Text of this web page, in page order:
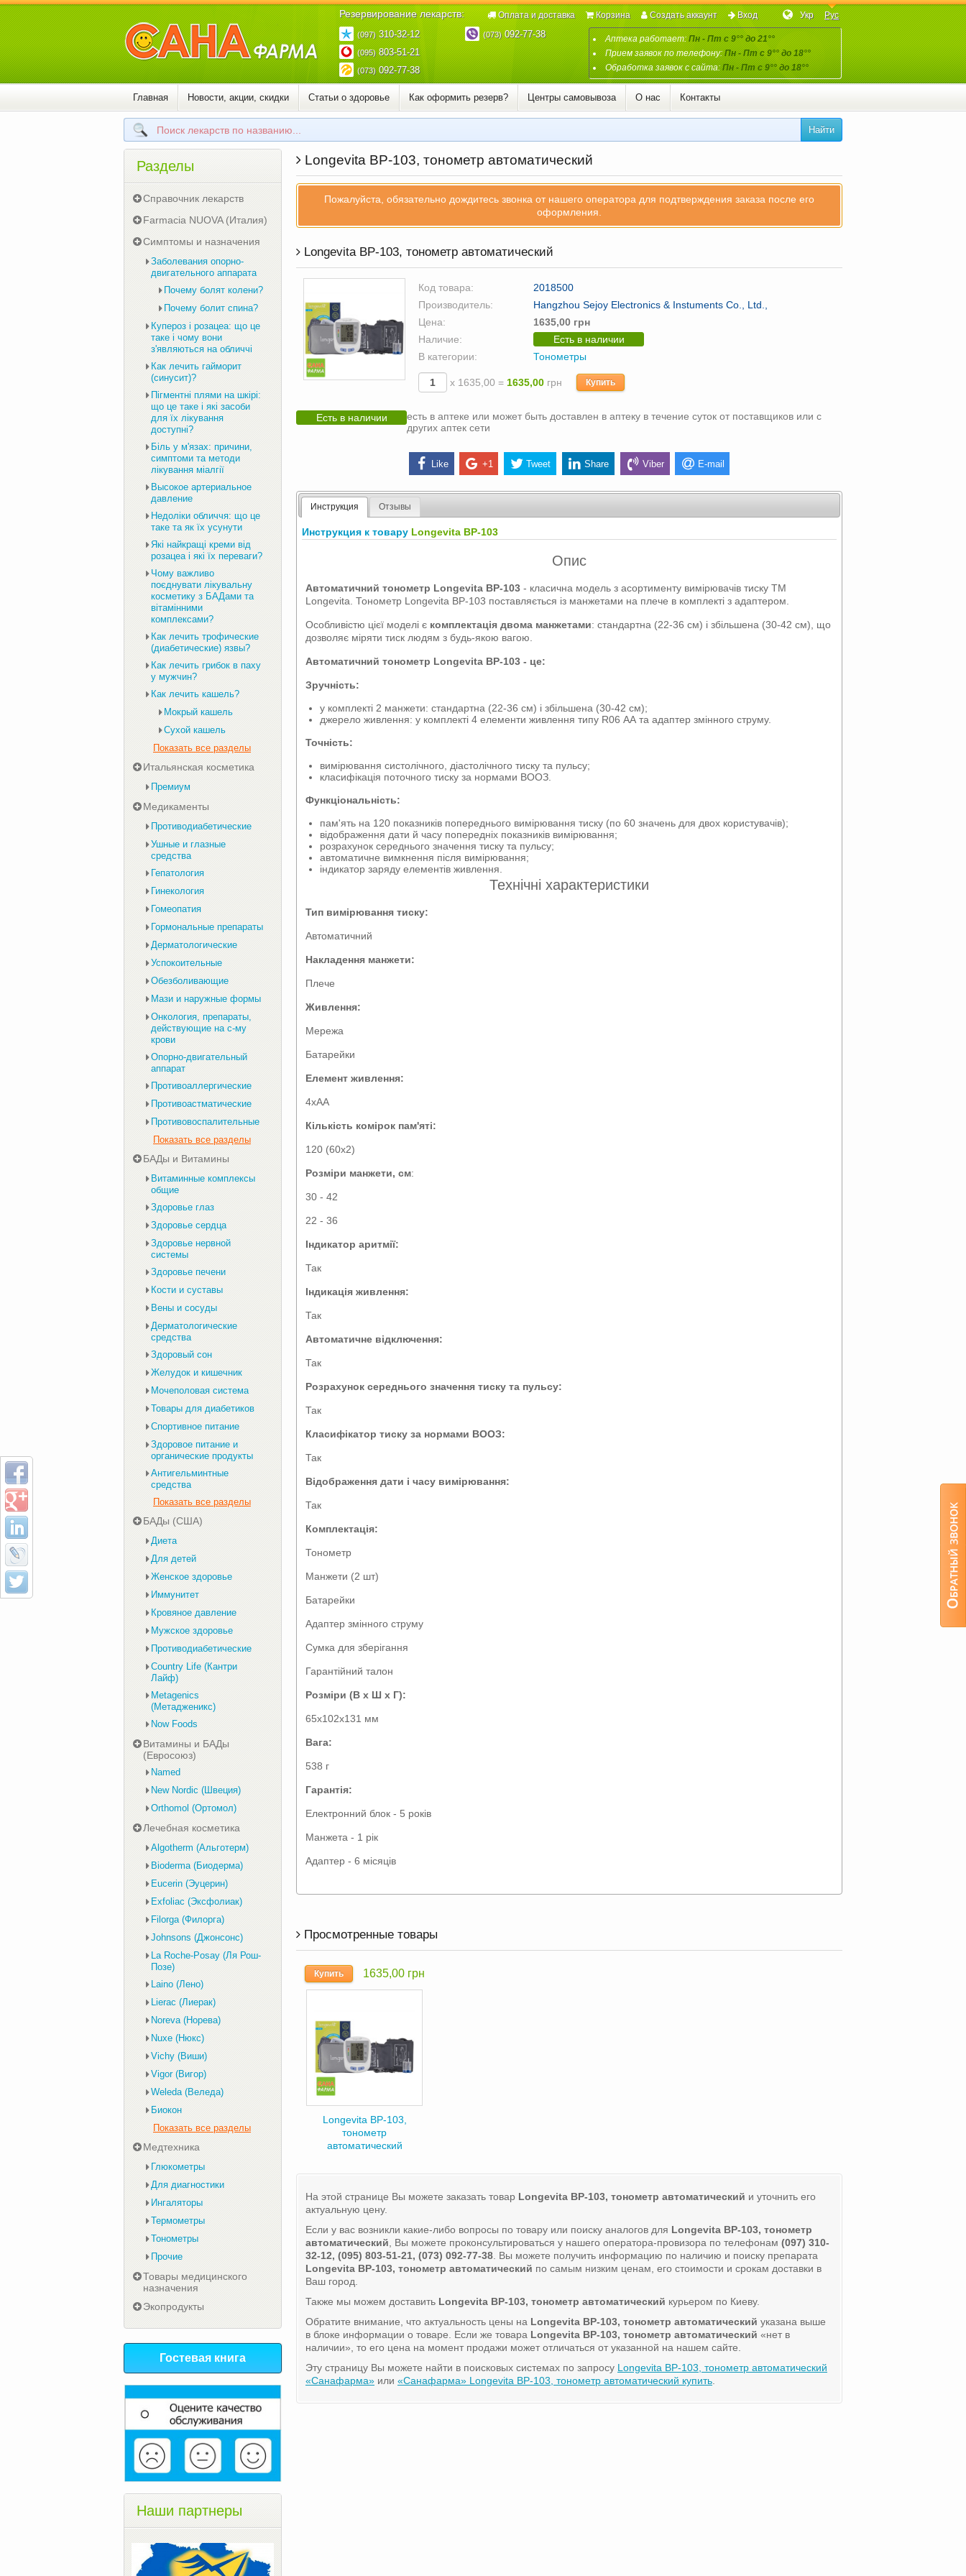
Резервирование лекарств:
(097)310-32-12
(095)803-51-21
(073)092-77-38
(073)092-77-38 Аптека работает:Пн - Пт с 9°° до 21°°
Прием заявок по телефону:Пн - Пт с 9°° до 18°°
Обработка заявок с сайта:Пн - Пт с 9°° до 18°°
Укр Рус
Оплата и доставка Корзина Создать аккаунт Вход
Главная Новости, акции, скидки Статьи о здоровье Как оформить резерв? Центры самовывоза О нас Контакты
Найти
Longevita BP-103, тонометр автоматический
Пожалуйста, обязательно дождитесь звонка от нашего оператора для подтверждения заказа после его
оформления.
Longevita BP-103, тонометр автоматический
Код товара:
2018500
Производитель:
Hangzhou Sejoy Electronics & Instuments Co., Ltd.,
Цена:
1635,00 грн
Наличие:
Есть в наличии
В категории:
Тонометры
х 1635,00 = 1635,00 грн Купить
Есть в наличии
есть в аптеке или может быть доставлен в аптеку в течение суток от поставщиков или с
других аптек сети
Like +1 Tweet Share Viber E-mail
Инструкция Отзывы
Инструкция к товару Longevita BP-103
Опис
Автоматичний тонометр Longevita ВР-103 - класична модель з асортименту вимірювачів тиску ТМ
Longevita. Тонометр Longevita ВР-103 поставляється із манжетами на плече в комплекті з адаптером.
Особливістю цієї моделі є комплектація двома манжетами: стандартна (22-36 см) і збільшена (30-42 см), що
дозволяє міряти тиск людям з будь-якою вагою.
Автоматичний тонометр Longevita ВР-103 - це:
Зручність:
у комплекті 2 манжети: стандартна (22-36 см) і збільшена (30-42 см);
джерело живлення: у комплекті 4 елементи живлення типу R06 АА та адаптер змінного струму.
Точність:
вимірювання систолічного, діастолічного тиску та пульсу;
класифікація поточного тиску за нормами ВООЗ.
Функціональність:
пам'ять на 120 показників попереднього вимірювання тиску (по 60 значень для двох користувачів);
відображення дати й часу попередніх показників вимірювання;
розрахунок середнього значення тиску та пульсу;
автоматичне вимкнення після вимірювання;
індикатор заряду елементів живлення.
Технічні характеристики
Тип вимірювання тиску:
Автоматичний
Накладення манжети:
Плече
Живлення:
Мережа
Батарейки
Елемент живлення:
4хАА
Кількість комірок пам'яті:
120 (60х2)
Розміри манжети, см:
30 - 42
22 - 36
Індикатор аритмії:
Так
Індикація живлення:
Так
Автоматичне відключення:
Так
Розрахунок середнього значення тиску та пульсу:
Так
Класифікатор тиску за нормами ВООЗ:
Так
Відображення дати і часу вимірювання:
Так
Комплектація:
Тонометр
Манжети (2 шт)
Батарейки
Адаптер змінного струму
Сумка для зберігання
Гарантійний талон
Розміри (В х Ш х Г):
65х102х131 мм
Вага:
538 г
Гарантія:
Електронний блок - 5 років
Манжета - 1 рік
Адаптер - 6 місяців
Просмотренные товары
Купить 1635,00 грн
Longevita BP-103,
тонометр
автоматический
На этой странице Вы можете заказать товар Longevita BP-103, тонометр автоматический и уточнить его
актуальную цену.
Если у вас возникли какие-либо вопросы по товару или поиску аналогов для Longevita BP-103, тонометр
автоматический , Вы можете проконсультироваться у нашего оператора-провизора по телефонам (097) 310-
32-12, (095) 803-51-21, (073) 092-77-38 . Вы можете получить информацию по наличию и поиску препарата
Longevita BP-103, тонометр автоматический по самым низким ценам, его стоимости и срокам доставки в
Ваш город.
Также мы можем доставить Longevita BP-103, тонометр автоматический курьером по Киеву.
Обратите внимание, что актуальность цены на Longevita BP-103, тонометр автоматический указана выше
в блоке информации о товаре. Если же товара Longevita BP-103, тонометр автоматический «нет в
наличии», то его цена на момент продажи может отличаться от указанной на нашем сайте.
Эту страницу Вы можете найти в поисковых системах по запросу Longevita BP-103, тонометр автоматический
«Санафарма» или «Санафарма» Longevita BP-103, тонометр автоматический купить
Разделы
Справочник лекарств
Farmacia NUOVA (Италия)
Симптомы и назначения
Заболевания опорно-
двигательного аппарата
Почему болят колени?
Почему болит спина?
Купероз і розацеа: що це
таке і чому вони
з'являються на обличчі
Как лечить гайморит
(синусит)?
Пігментні плями на шкірі:
що це таке і які засоби
для їх лікування
доступні?
Біль у м'язах: причини,
симптоми та методи
лікування міалгії
Высокое артериальное
давление
Недоліки обличчя: що це
таке та як їх усунути
Які найкращі креми від
розацеа і які їх переваги?
Чому важливо
поєднувати лікувальну
косметику з БАДами та
вітамінними
комплексами?
Как лечить трофические
(диабетические) язвы?
Как лечить грибок в паху
у мужчин?
Как лечить кашель?
Мокрый кашель
Сухой кашель
Показать все разделы
Итальянская косметика
Премиум
Медикаменты
Противодиабетические
Ушные и глазные
средства
Гепатология
Гинекология
Гомеопатия
Гормональные препараты
Дерматологические
Успокоительные
Обезболивающие
Мази и наружные формы
Онкология, препараты,
действующие на с-му
крови
Опорно-двигательный
аппарат
Противоаллергические
Противоастматические
Противовоспалительные
Показать все разделы
БАДы и Витамины
Витаминные комплексы
общие
Здоровье глаз
Здоровье сердца
Здоровье нервной
системы
Здоровье печени
Кости и суставы
Вены и сосуды
Дерматологические
средства
Здоровый сон
Желудок и кишечник
Мочеполовая система
Товары для диабетиков
Спортивное питание
Здоровое питание и
органические продукты
Антигельминтные
средства
Показать все разделы
БАДы (США)
Диета
Для детей
Женское здоровье
Иммунитет
Кровяное давление
Мужское здоровье
Противодиабетические
Country Life (Кантри
Лайф)
Metagenics
(Метадженикс)
Now Foods
Витамины и БАДы
(Евросоюз)
Named
New Nordic (Швеция)
Orthomol (Ортомол)
Лечебная косметика
Algotherm (Альготерм)
Bioderma (Биодерма)
Eucerin (Эуцерин)
Exfoliac (Эксфолиак)
Filorga (Филорга)
Johnsons (Джонсонс)
La Roche-Posay (Ля Рош-
Позе)
Laino (Лено)
Lierac (Лиерак)
Noreva (Норева)
Nuxe (Нюкс)
Vichy (Виши)
Vigor (Вигор)
Weleda (Веледа)
Биокон
Показать все разделы
Медтехника
Глюкометры
Для диагностики
Ингаляторы
Термометры
Тонометры
Прочие
Товары медицинского
назначения
Экопродукты
Гостевая книга
Наши партнеры